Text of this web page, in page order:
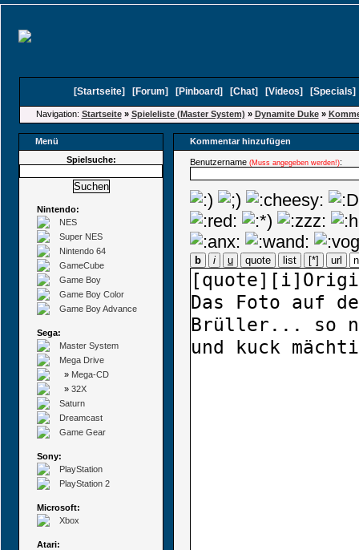
[Startseite] [Forum] [Pinboard] [Chat] [Videos] [Specials
Navigation: Startseite» Spieleliste (Master System) » Dynamite Duke»
Menü
Kommentar hinzufügen
Spielsuche:
Nintendo:
NES
Super NES
Nintendo 64
GameCube
Game Boy
Game Boy Color
Game Boy Advance
Sega:
Master System
Mega Drive
» Mega-CD
» 32X
Saturn
Dreamcast
Game Gear
Sony:
PlayStation
PlayStation 2
Microsoft:
Xbox
Atari:
Benutzername (Muss angegeben werden!):
b i u quote list [*] url